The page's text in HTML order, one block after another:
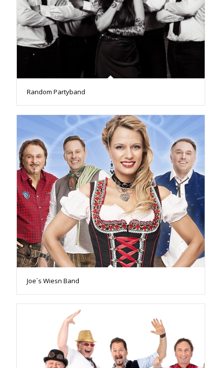
Random Partyband
Joe´s Wiesn Band